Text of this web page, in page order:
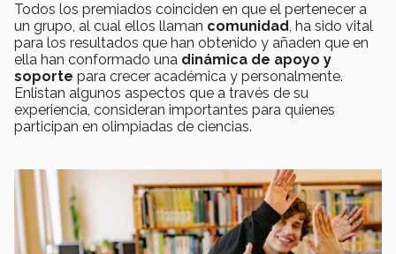
Todos los premiados coinciden en que el pertenecer a
un grupo, al cual ellos llaman comunidad, ha sido vital
para los resultados que han obtenido y añaden que en
ella han conformado una dinámica de apoyo y
soporte para crecer académica y personalmente.
Enlistan algunos aspectos que a través de su
experiencia, consideran importantes para quienes
participan en olimpiadas de ciencias.